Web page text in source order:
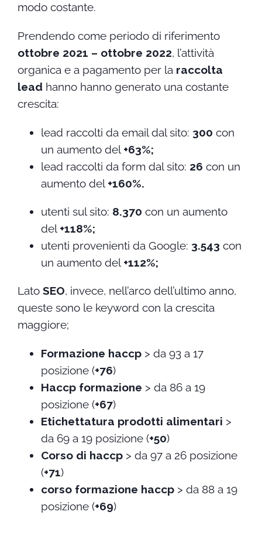
modo costante.
Prendendo come periodo di riferimento
ottobre 2021 – ottobre 2022, l’attività
organica e a pagamento per la raccolta
lead hanno hanno generato una costante
crescita:
lead raccolti da email dal sito: 300 con
un aumento del +63%;
lead raccolti da form dal sito: 26 con un
aumento del +160%.
utenti sul sito: 8.370 con un aumento
del +118%;
utenti provenienti da Google: 3.543 con
un aumento del +112%;
Lato SEO, invece, nell’arco dell’ultimo anno,
queste sono le keyword con la crescita
maggiore;
Formazione haccp> da 93 a 17
posizione (+76)
Haccp formazione > da 86 a 19
posizione (+67)
Etichettatura prodotti alimentari >
da 69 a 19 posizione (+50)
Corso di haccp> da 97 a 26 posizione
(+71)
corso formazione haccp> da 88 a 19
posizione (+69)